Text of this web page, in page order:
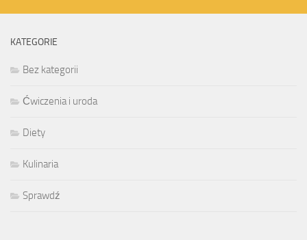
KATEGORIE
Bez kategorii
Ćwiczenia i uroda
Diety
Kulinaria
Sprawdź